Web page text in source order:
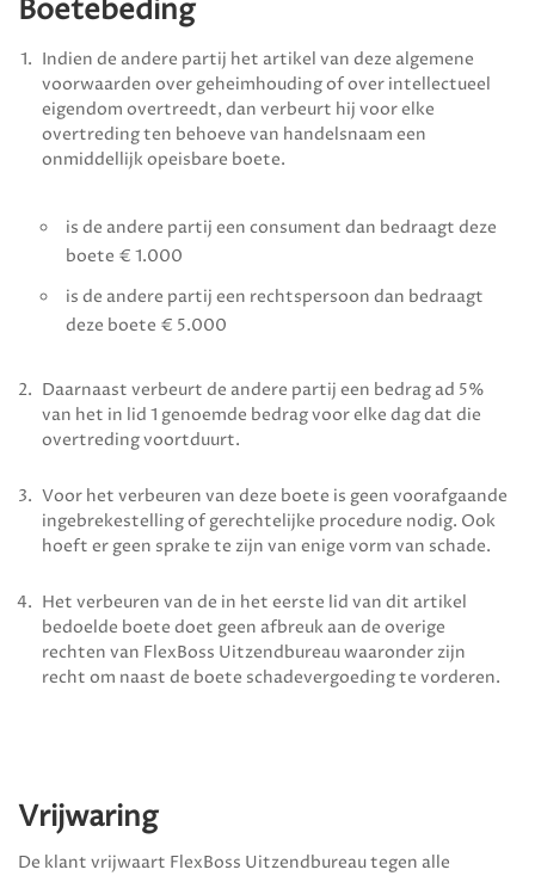
Boetebeding
Indien de andere partij het artikel van deze algemene
voorwaarden over geheimhouding of over intellectueel
eigendom overtreedt, dan verbeurt hij voor elke
overtreding ten behoeve van handelsnaam een
onmiddellijk opeisbare boete.
is de andere partij een consument dan bedraagt deze
boete € 1.000
is de andere partij een rechtspersoon dan bedraagt
deze boete € 5.000
Daarnaast verbeurt de andere partij een bedrag ad 5%
van het in lid 1 genoemde bedrag voor elke dag dat die
overtreding voortduurt.
Voor het verbeuren van deze boete is geen voorafgaande
ingebrekestelling of gerechtelijke procedure nodig. Ook
hoeft er geen sprake te zijn van enige vorm van schade.
Het verbeuren van de in het eerste lid van dit artikel
bedoelde boete doet geen afbreuk aan de overige
rechten van FlexBoss Uitzendbureauwaaronder zijn
recht om naast de boete schadevergoeding te vorderen.
Vrijwaring
De klant vrijwaart FlexBoss Uitzendbureautegen alle